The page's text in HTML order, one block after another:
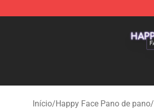
Início/Happy Face Pano de pano/